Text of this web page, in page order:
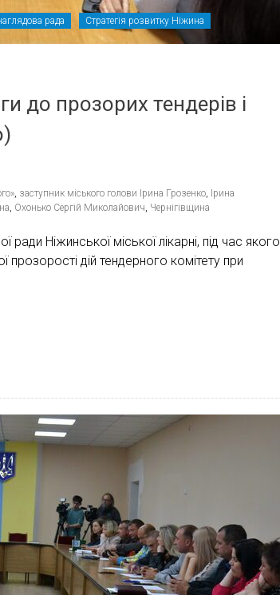
рада Стратегія розвитку Ніжина
до прозорих тендерів і
заступник міського голови Ірина Грозенко Ірина
Охонько Сергій Миколайович Чернігівщина
Ніжинської міської лікарні, під час якого
дій тендерного комітету при